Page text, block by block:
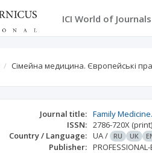
ICI World of Journals
Сімейна медицина. Європейські
Journal title: Family
ISSN: 2786-720X (print)
Country / Language: UA/ RU UK
Publisher: PROFESSIONAL-